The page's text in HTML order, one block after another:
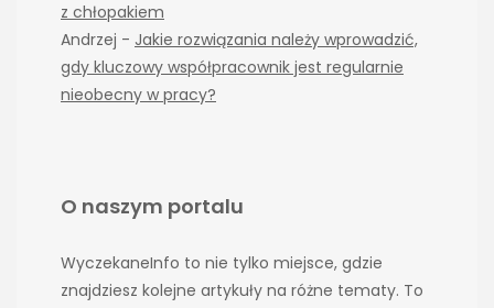
z chłopakiem
Andrzej - Jakie rozwiązania należy wprowadzić,
gdy kluczowy współpracownik jest regularnie
nieobecny w pracy?
O naszym portalu
WyczekaneInfo to nie tylko miejsce, gdzie
znajdziesz kolejne artykuły na różne tematy. To